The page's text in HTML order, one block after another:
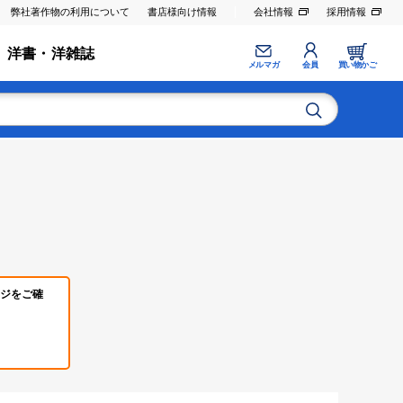
弊社著作物の利用について 書店様向け情報 会社情報 採用情報
洋書・洋雑誌
メルマガ 会員 買い物かご
をご確